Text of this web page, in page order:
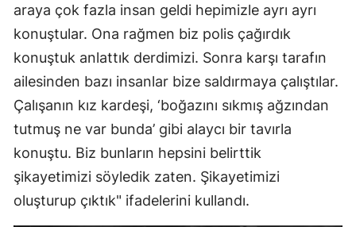
araya çok fazla insan geldi hepimizle ayrı ayrı
konuştular. Ona rağmen biz polis çağırdık
konuştuk anlattık derdimizi. Sonra karşı tarafın
ailesinden bazı insanlar bize saldırmaya çalıştılar.
Çalışanın kız kardeşi, ‘boğazını sıkmış ağzından
tutmuş ne var bunda’ gibi alaycı bir tavırla
konuştu. Biz bunların hepsini belirttik
şikayetimizi söyledik zaten. Şikayetimizi
oluşturup çıktık" ifadelerini kullandı.